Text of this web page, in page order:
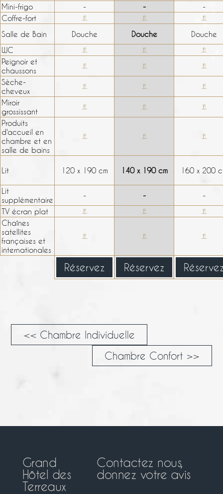
Mini-frigo
- -
-
Coffre-fort
Salle de Bain
Douche Douche
Douche
WC
Peignoir et
chaussons
Sèche-
cheveux
Miroir
grossissant
Produits
d'accueil en
chambre et en
salle de bains
Lit 120 x 190 cm 140 x 190 cm 160 x 200
Lit
supplémentaire
- -
-
TV écran plat
Chaînes
satellites
françaises et
internationales
Réservez Réservez
<< Chambre Individuelle
Chambre Confort >>
Grand
Hôtel des
Terreaux
Contactez nous,
donnez votre avis